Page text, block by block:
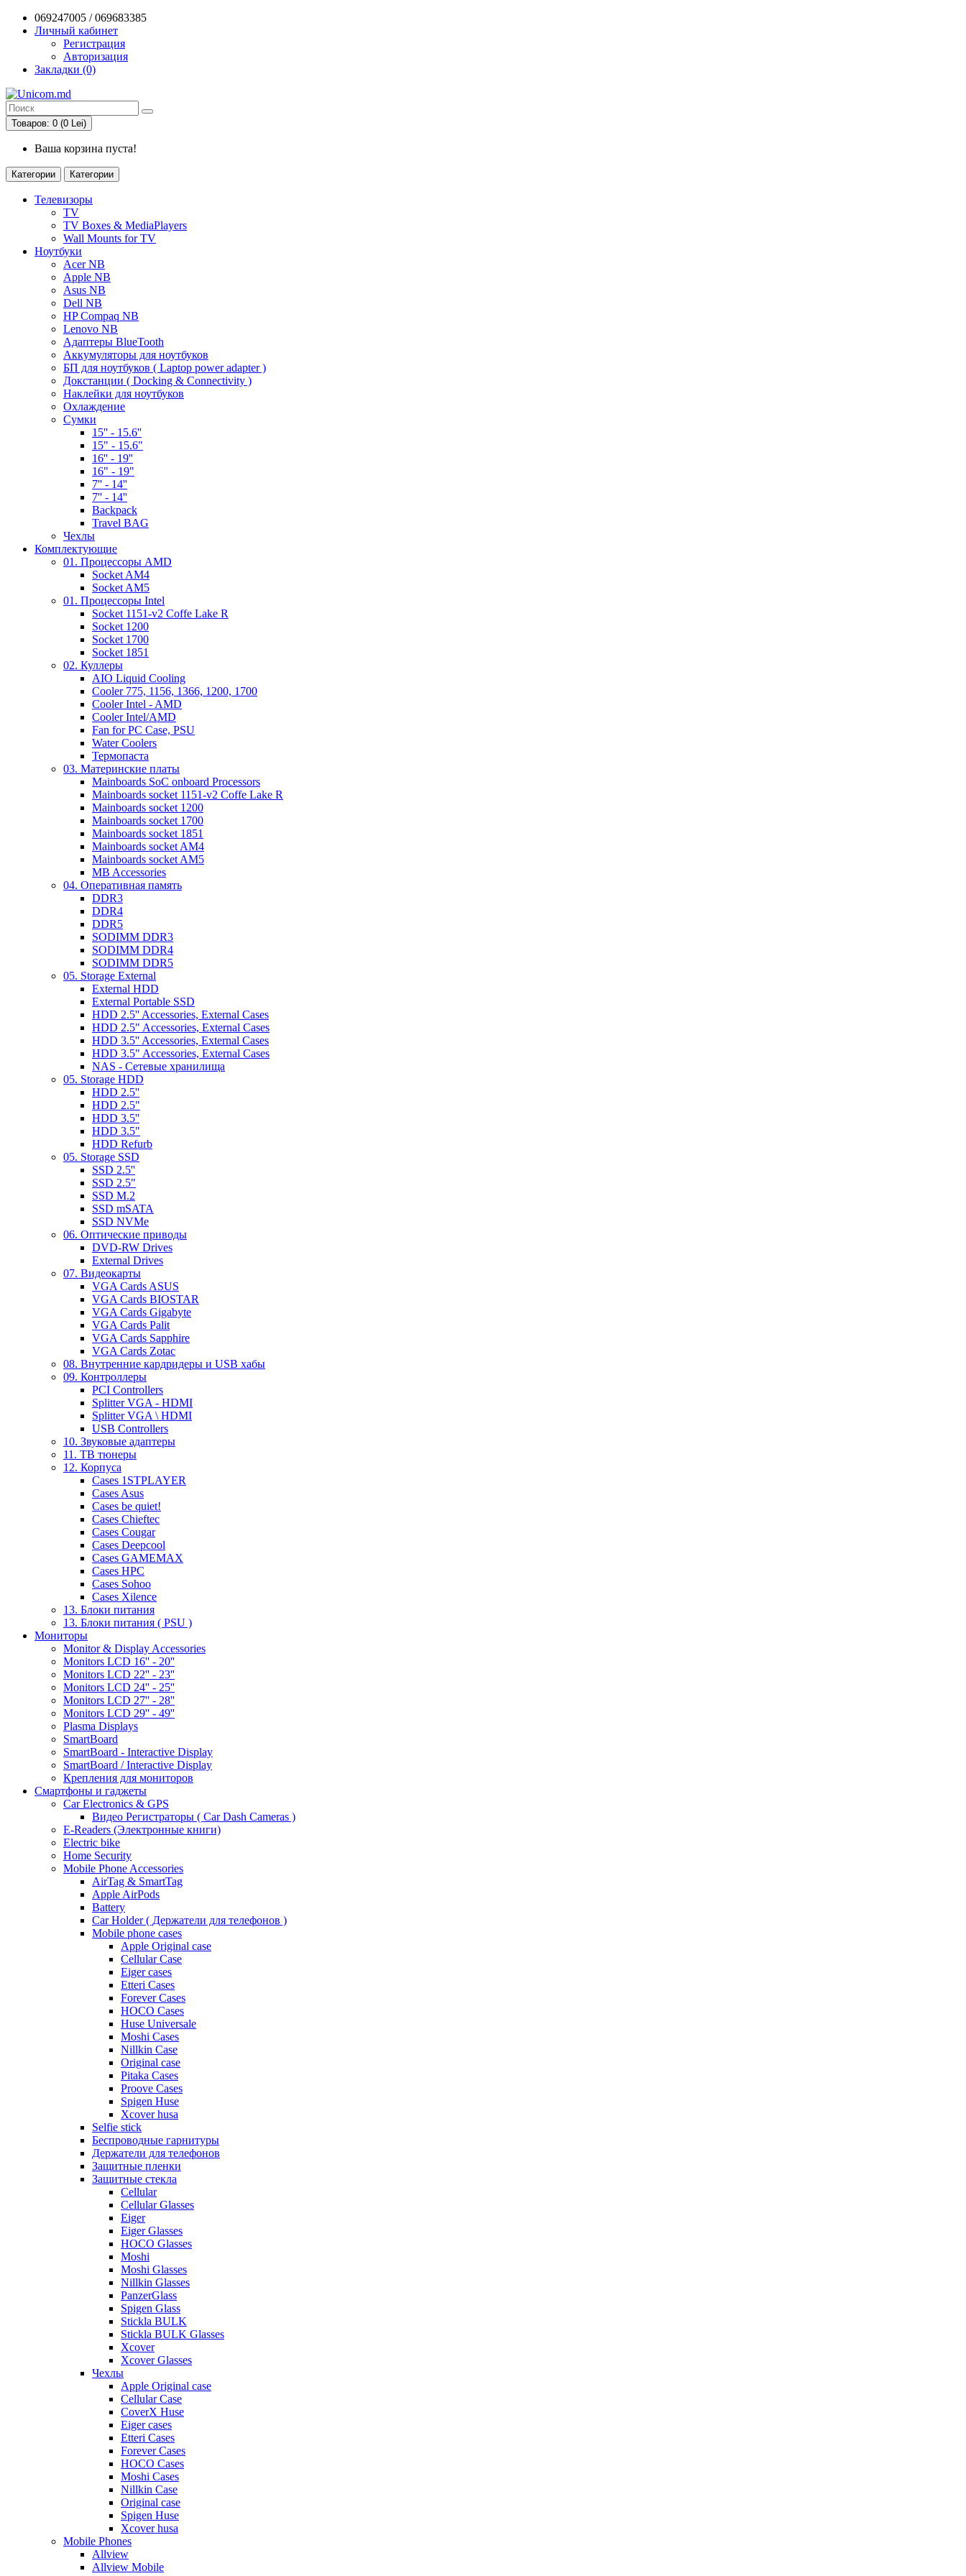
069247005 / 069683385
Личный кабинет
Регистрация
Авторизация
Закладки (0)
Товаров: 0 (0 Lei)
Ваша корзина пуста!
Категории Категории
Телевизоры
TV
TV Boxes & MediaPlayers
Wall Mounts for TV
Ноутбуки
Acer NB
Apple NB
Asus NB
Dell NB
HP Compaq NB
Lenovo NB
Адаптеры BlueTooth
Аккумуляторы для ноутбуков
БП для ноутбуков ( Laptop power adapter )
Докстанции ( Docking & Connectivity )
Наклейки для ноутбуков
Охлаждение
Сумки
15'' - 15.6''
15" - 15.6"
16'' - 19''
16" - 19"
7'' - 14''
7'' - 14''
Backpack
Travel BAG
Чехлы
Комплектующие
01. Процессоры AMD
Socket AM4
Socket AM5
01. Процессоры Intel
Socket 1151-v2 Coffe Lake R
Socket 1200
Socket 1700
Socket 1851
02. Куллеры
AIO Liquid Cooling
Cooler 775, 1156, 1366, 1200, 1700
Cooler Intel - AMD
Cooler Intel/AMD
Fan for PC Case, PSU
Water Coolers
Термопаста
03. Материнские платы
Mainboards SoC onboard Processors
Mainboards socket 1151-v2 Coffe Lake R
Mainboards socket 1200
Mainboards socket 1700
Mainboards socket 1851
Mainboards socket AM4
Mainboards socket AM5
MB Accessories
04. Оперативная память
DDR3
DDR4
DDR5
SODIMM DDR3
SODIMM DDR4
SODIMM DDR5
05. Storage External
External HDD
External Portable SSD
HDD 2.5'' Accessories, External Cases
HDD 2.5" Accessories, External Cases
HDD 3.5'' Accessories, External Cases
HDD 3.5" Accessories, External Cases
NAS - Сетевые хранилища
05. Storage HDD
HDD 2.5''
HDD 2.5"
HDD 3.5''
HDD 3.5"
HDD Refurb
05. Storage SSD
SSD 2.5''
SSD 2.5"
SSD M.2
SSD mSATA
SSD NVMe
06. Оптические приводы
DVD-RW Drives
External Drives
07. Видеокарты
VGA Cards ASUS
VGA Cards BIOSTAR
VGA Cards Gigabyte
VGA Cards Palit
VGA Cards Sapphire
VGA Cards Zotac
08. Внутренние кардридеры и USB хабы
09. Контроллеры
PCI Controllers
Splitter VGA - HDMI
Splitter VGA \ HDMI
USB Controllers
10. Звуковые адаптеры
11. ТВ тюнеры
12. Корпуса
Cases 1STPLAYER
Cases Asus
Cases be quiet!
Cases Chieftec
Cases Cougar
Cases Deepcool
Cases GAMEMAX
Cases HPC
Cases Sohoo
Cases Xilence
13. Блоки питания
13. Блоки питания ( PSU )
Мониторы
Monitor & Display Accessories
Monitors LCD 16'' - 20''
Monitors LCD 22'' - 23''
Monitors LCD 24'' - 25''
Monitors LCD 27'' - 28''
Monitors LCD 29'' - 49''
Plasma Displays
SmartBoard
SmartBoard - Interactive Display
SmartBoard / Interactive Display
Крепления для мониторов
Смартфоны и гаджеты
Car Electronics & GPS
Видео Регистраторы ( Car Dash Cameras )
E-Readers (Электронные книги)
Electric bike
Home Security
Mobile Phone Accessories
AirTag & SmartTag
Apple AirPods
Battery
Car Holder ( Держатели для телефонов )
Mobile phone cases
Apple Original case
Cellular Case
Eiger cases
Etteri Cases
Forever Cases
HOCO Cases
Huse Universale
Moshi Cases
Nillkin Case
Original case
Pitaka Cases
Proove Cases
Spigen Huse
Xcover husa
Selfie stick
Беспроводные гарнитуры
Держатели для телефонов
Защитные пленки
Защитные стекла
Cellular
Cellular Glasses
Eiger
Eiger Glasses
HOCO Glasses
Moshi
Moshi Glasses
Nillkin Glasses
PanzerGlass
Spigen Glass
Stickla BULK
Stickla BULK Glasses
Xcover
Xcover Glasses
Чехлы
Apple Original case
Cellular Case
CoverX Huse
Eiger cases
Etteri Cases
Forever Cases
HOCO Cases
Moshi Cases
Nillkin Case
Original case
Spigen Huse
Xcover husa
Mobile Phones
Allview
Allview Mobile